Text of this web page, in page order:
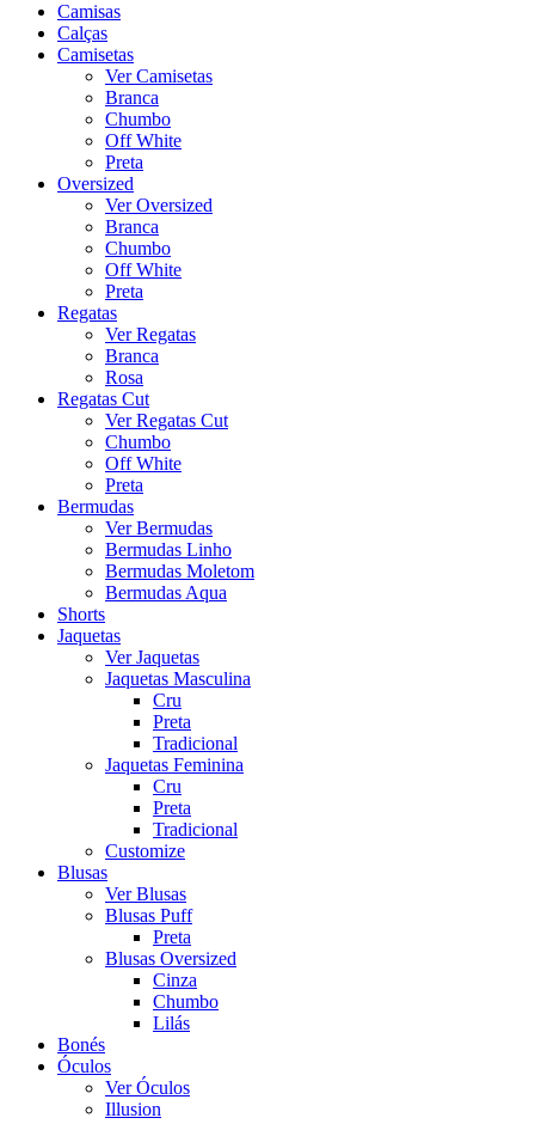
Camisas
Calças
Camisetas
Ver Camisetas
Branca
Chumbo
Off White
Preta
Oversized
Ver Oversized
Branca
Chumbo
Off White
Preta
Regatas
Ver Regatas
Branca
Rosa
Regatas Cut
Ver Regatas Cut
Chumbo
Off White
Preta
Bermudas
Ver Bermudas
Bermudas Linho
Bermudas Moletom
Bermudas Aqua
Shorts
Jaquetas
Ver Jaquetas
Jaquetas Masculina
Cru
Preta
Tradicional
Jaquetas Feminina
Cru
Preta
Tradicional
Customize
Blusas
Ver Blusas
Blusas Puff
Preta
Blusas Oversized
Cinza
Chumbo
Lilás
Bonés
Óculos
Ver Óculos
Illusion